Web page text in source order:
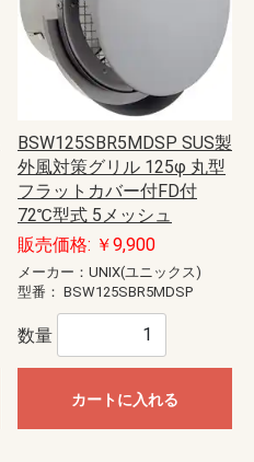
BSW125SBR5MDSP SUS製
外風対策グリル 125φ 丸型
フラットカバー付FD付
72℃型式 5メッシュ
販売価格: ￥9,900
メーカー：UNIX(ユニックス)
型番： BSW125SBR5MDSP
数量
カートに入れる